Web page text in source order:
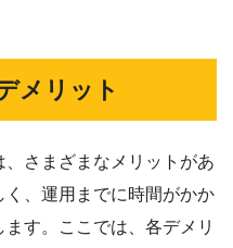
メリット
さまざまなメリットがあ
、運用までに時間がかか
す。ここでは、各デメリ